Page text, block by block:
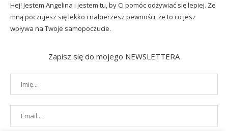
Hej! Jestem Angelina i jestem tu, by Ci pomóc odżywiać się lepiej. Ze
mną poczujesz się lekko i nabierzesz pewności, że to co jesz
wpływa na Twoje samopoczucie.
Zapisz się do mojego NEWSLETTERA